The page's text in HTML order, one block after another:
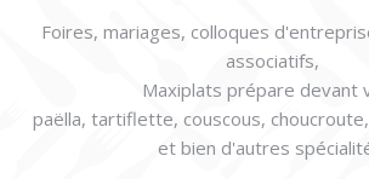
Foires, mariages, colloques
associatifs,
Maxiplats prépare devant
paëlla, tartiflette, couscous,
et bien d'autres